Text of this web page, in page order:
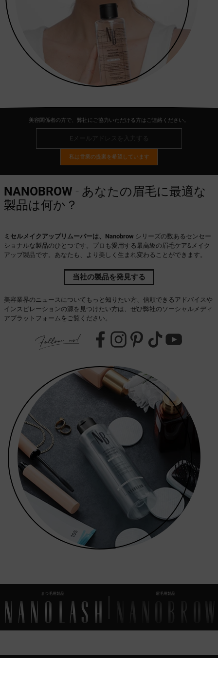
美容関係者の方で、弊社にご協力いただける方はご連絡ください。
私は営業の提案を希望しています
NANOBROW- あなたの眉毛に最適な
製品は何か？
ミセルメイクアップリムーバーは、Nanobrow シリーズの数あるセンセー
ショナルな製品のひとつです。プロも愛用する最高級の眉毛ケア&メイク
アップ製品です。あなたも、より美しく生まれ変わることができます。
当社の製品を発見する
美容業界のニュースについてもっと知りたい方、信頼できるアドバイスや
インスピレーションの源を見つけたい方は、ぜひ弊社のソーシャルメディ
アプラットフォームをご覧ください。
まつ毛用製品 眉毛用製品